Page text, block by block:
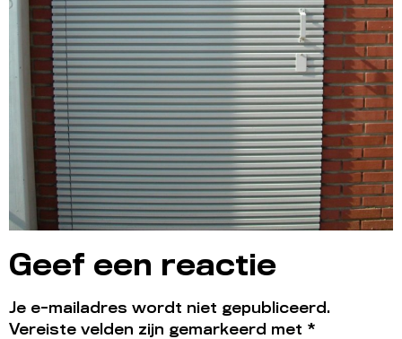
Geef een reactie
Je e-mailadres wordt niet gepubliceerd.
Vereiste velden zijn gemarkeerd met *